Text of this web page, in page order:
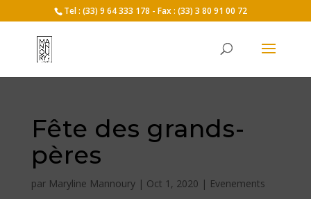
Tel : (33) 9 64 333 178 - Fax : (33) 3 80 91 00 72
Fête des grands-
pères
par Maryline Mannoury| Oct 1, 2020 | Evenements